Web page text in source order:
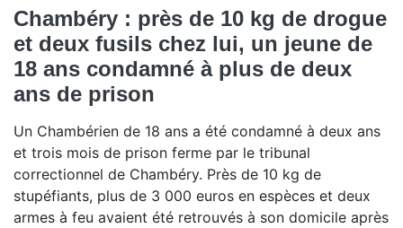
Chambéry : près de 10 kg de drogue
et deux fusils chez lui, un jeune de
18 ans condamné à plus de deux
ans de prison
Un Chambérien de 18 ans a été condamné à deux ans
et trois mois de prison ferme par le tribunal
correctionnel de Chambéry. Près de 10 kg de
stupéfiants, plus de 3 000 euros en espèces et deux
armes à feu avaient été retrouvés à son domicile après